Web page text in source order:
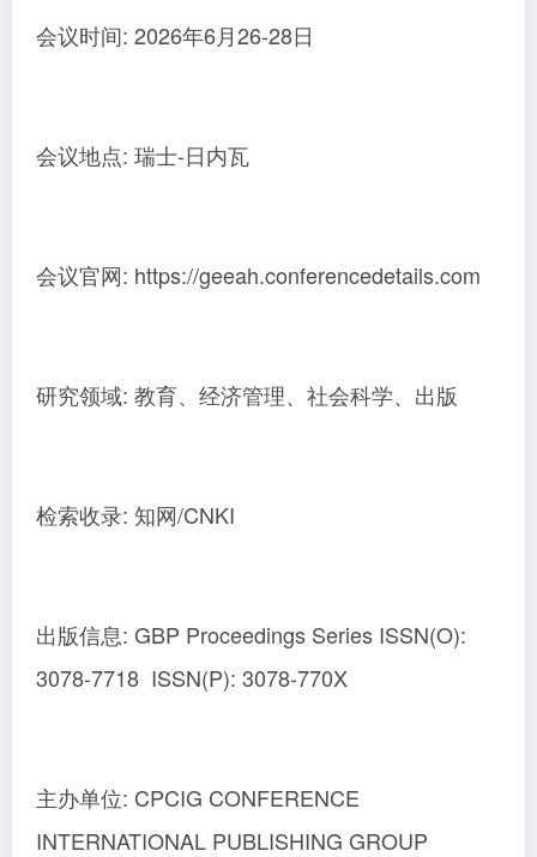
会议时间: 2026年6月26-28日
会议地点: 瑞士-日内瓦
会议官网: https://geeah.conferencedetails.com
研究领域: 教育、经济管理、社会科学、出版
检索收录: 知网/CNKI
出版信息: GBP Proceedings Series ISSN(O):
3078-7718 ISSN(P): 3078-770X
主办单位: CPCIG CONFERENCE
INTERNATIONAL PUBLISHING GROUP